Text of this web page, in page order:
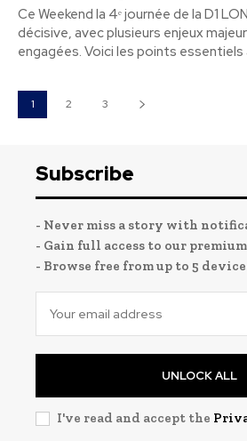
Ce Weekend la 4ᵉ journée de la D1
décisive, avec plusieurs enjeux
engagées. Voici les points essentiels
1 2 3
Subscribe
- Never miss a story with
- Gain full access to our
- Browse free from up to 5
UNLOCK ALL
I've read and accept the